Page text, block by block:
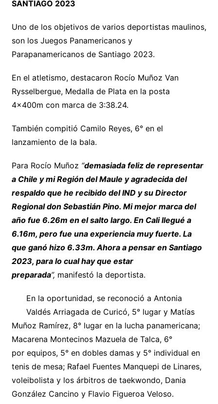
SANTIAGO 2023
Uno de los objetivos de varios deportistas maulinos,
son los Juegos Panamericanos y
Parapanamericanos de Santiago 2023.
En el atletismo, destacaron Rocío Muñoz Van
Rysselbergue, Medalla de Plata en la posta
4x400m con marca de 3:38.24.
También compitió Camilo Reyes, 6° en el
lanzamiento de la bala.
Para Rocío Muñoz “demasiada feliz de representar
a Chile y mi Región del Maule y agradecida del
respaldo que he recibido del IND y su Director
Regional don Sebastián Pino. Mi mejor marca del
año fue 6.26m en el salto largo. En Cali llegué a
6.16m, pero fue una experiencia muy fuerte. La
que ganó hizo 6.33m. Ahora a pensar en Santiago
2023, para lo cual hay que estar
preparada”, manifestó la deportista.
En la oportunidad, se reconoció a Antonia
Valdés Arriagada de Curicó, 5° lugar y Matías
Muñoz Ramírez, 8° lugar en la lucha panamericana;
Macarena Montecinos Mazuela de Talca, 6°
por equipos, 5° en dobles damas y 5° individual en
tenis de mesa; Rafael Fuentes Manquepi de Linares,
voleibolista y los árbitros de taekwondo, Dania
González Cancino y Flavio Figueroa Veloso.